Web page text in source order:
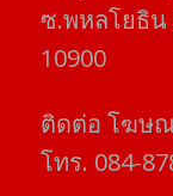
ซ.พหลโยธิน​
10900
ติดต่อ​ โฆษ
โทร​. 084-